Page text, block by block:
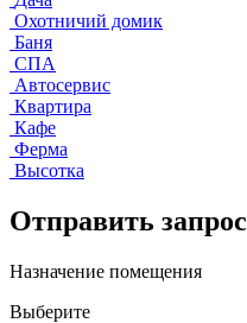
Охотничий домик
Баня
СПА
Автосервис
Квартира
Кафе
Ферма
Высотка
Отправить запрос
Назначение помещения
Выберите